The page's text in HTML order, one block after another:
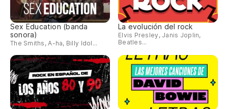
Sex Education (banda
sonora)
The Smiths, A-ha, Billy Idol...
La evolución del rock
Elvis Presley, Janis Joplin,
Beatles...